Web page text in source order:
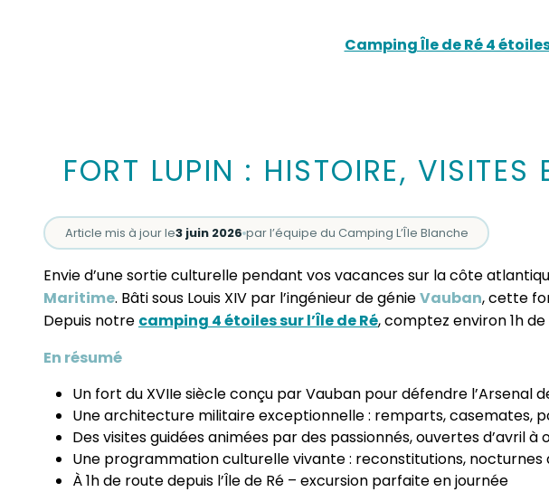
Camping Île de Ré 4
FORT LUPIN : HISTOIRE,
Article mis à jour le3 juin 2026 par l’équipe du Camping L’Île Blanche
Envie d’une sortie culturelle pendant vos vacances sur la côte
Maritime. Bâti sous Louis XIV par l’ingénieur de génieVauban, cette
Depuis notre camping 4 étoiles sur l’Île de Ré, comptez environ 1h
En résumé
Un fort du XVIIe siècle conçu par Vauban pour défendre l’Arsenal
Une architecture militaire exceptionnelle : remparts, casemates,
Des visites guidées animées par des passionnés, ouvertes d’avril à
Une programmation culturelle vivante : reconstitutions, nocturnes
À 1h de route depuis l’Île de Ré – excursion parfaite en journée